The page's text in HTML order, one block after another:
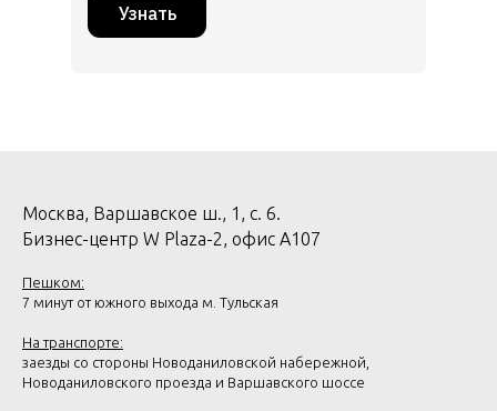
Узнать
Москва, Варшавское ш., 1, с. 6.
Бизнес-центр W Plaza-2, офис А107
Пешком:
7 минут от южного выхода м. Тульская
На транспорте:
заезды со стороны Новоданиловской набережной,
Новоданиловского проезда и Варшавского шоссе